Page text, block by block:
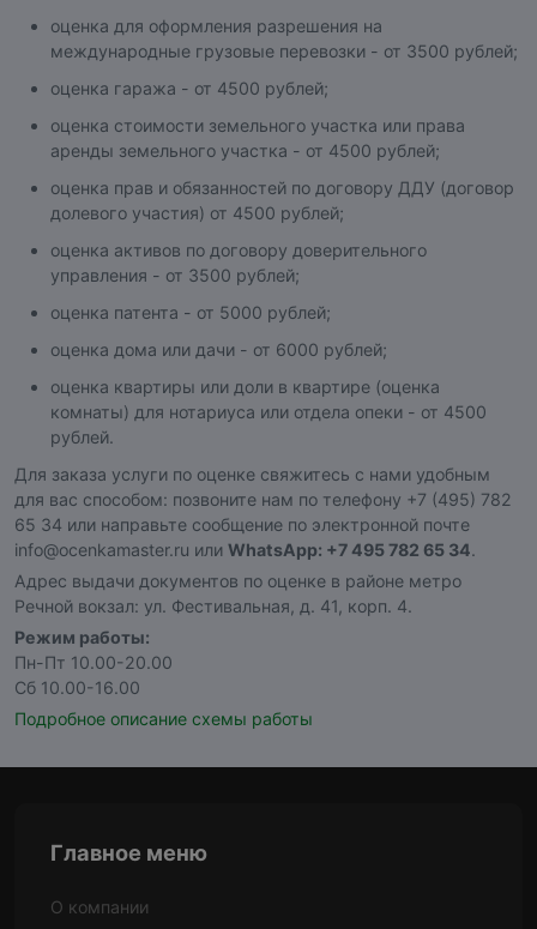
оценка для оформления разрешения на
международные грузовые перевозки - от 3500 рублей;
оценка гаража - от 4500 рублей;
оценка стоимости земельного участка или права
аренды земельного участка - от 4500 рублей;
оценка прав и обязанностей по договору ДДУ (договор
долевого участия) от 4500 рублей;
оценка активов по договору доверительного
управления - от 3500 рублей;
оценка патента - от 5000 рублей;
оценка дома или дачи - от 6000 рублей;
оценка квартиры или доли в квартире (оценка
комнаты) для нотариуса или отдела опеки - от 4500
рублей.
Для заказа услуги по оценке свяжитесь с нами удобным
для вас способом: позвоните нам по телефону +7 (495) 782
65 34 или направьте сообщение по электронной почте
info@ocenkamaster.ru или WhatsApp: +7 495 782 65 34.
Адрес выдачи документов по оценке в районе метро
Речной вокзал: ул. Фестивальная, д. 41, корп. 4.
Режим работы:
Пн-Пт 10.00-20.00
Сб 10.00-16.00
Подробное описание схемы работы
Главное меню
О компании